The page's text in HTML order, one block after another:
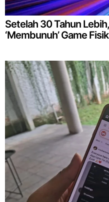
Setelah 30 Tahun
‘Membunuh’ Game Fisik